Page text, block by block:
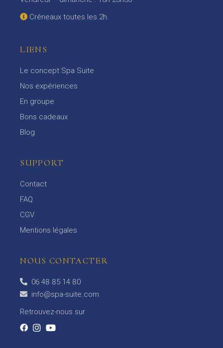
Créneaux toutes les 2h.
LIENS
Le concept Spa Suite
Nos expériences
En groupe
Bons cadeaux
Blog
SUPPORT
Contact
FAQ
CGV
Mentions légales
NOUS CONTACTER
06 48 85 14 80
info@spa-suite.com
Retrouvez-nous sur